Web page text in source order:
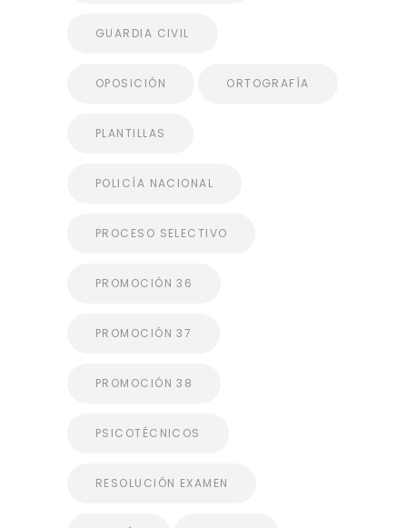
GUARDIA CIVIL
OPOSICIÓN ORTOGRAFÍA
PLANTILLAS
POLICÍA NACIONAL
PROCESO SELECTIVO
PROMOCIÓN 36
PROMOCIÓN 37
PROMOCIÓN 38
PSICOTÉCNICOS
RESOLUCIÓN EXAMEN